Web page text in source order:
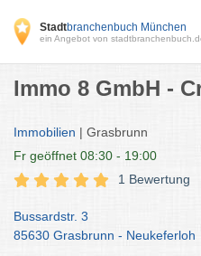
Stadtbranchenbuch München
ein Angebot von
Immo 8 GmbH -
Immobilien | Grasbrunn
Fr geöffnet 08:30 - 19:00
1 Bewertung
Bussardstr. 3
85630 Grasbrunn - Neukeferloh